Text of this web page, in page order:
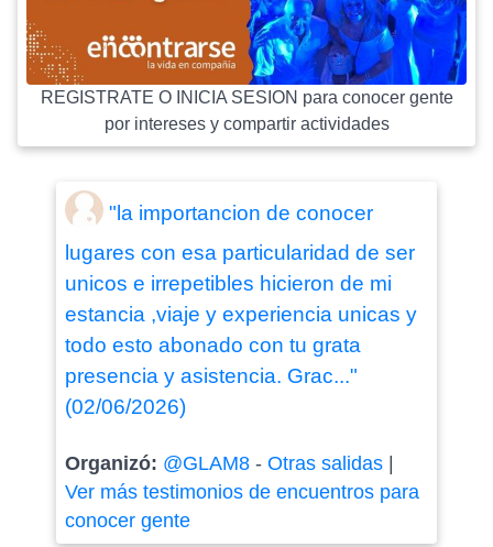
REGISTRATE O INICIA SESION para conocer gente
por intereses y compartir actividades
"la importancion de conocer
lugares con esa particularidad de ser
unicos e irrepetibles hicieron de mi
estancia ,viaje y experiencia unicas y
todo esto abonado con tu grata
presencia y asistencia. Grac..."
(02/06/2026)
Organizó: @GLAM8- Otras salidas|
Ver más testimonios de encuentros para
conocer gente